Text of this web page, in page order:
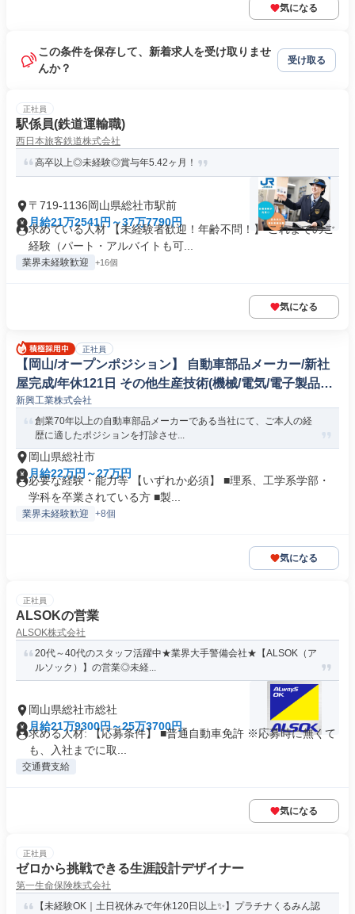
気になる
この条件を保存して、新着求人を受け取りませ
んか？
受け取る
正社員
駅係員(鉄道運輸職)
西日本旅客鉄道株式会社
高卒以上◎未経験◎賞与年5.42ヶ月！
〒719-1136岡山県総社市駅前
月給21万2541円～37万7790円
求めている人材 【未経験者歓迎！年齢不問！】 これまでのご
経験（パート・アルバイトも可...
業界未経験歓迎 +16個
気になる
正社員
【岡山/オープンポジション】 自動車部品メーカー/新社
屋完成/年休121日 その他生産技術(機械/電気/電子製品専
門職)
新興工業株式会社
創業70年以上の自動車部品メーカーである当社にて、ご本人の経
歴に適したポジションを打診させ...
岡山県総社市
月給22万円～27万円
必要な経験・能力等 【いずれか必須】 ■理系、工学系学部・
学科を卒業されている方 ■製...
業界未経験歓迎 +8個
気になる
正社員
ALSOKの営業
ALSOK株式会社
20代～40代のスタッフ活躍中★業界大手警備会社★【ALSOK（ア
ルソック）】の営業◎未経...
岡山県総社市総社
月給21万9300円～25万3700円
求める人材: 【応募条件】 ■普通自動車免許 ※応募時に無くて
も、入社までに取...
交通費支給
気になる
正社員
ゼロから挑戦できる生涯設計デザイナー
第一生命保険株式会社
【未経験OK｜土日祝休みで年休120日以上✨】プラチナくるみん認